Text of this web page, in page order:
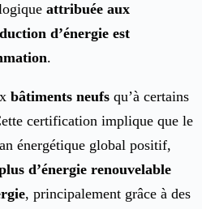
attribuée aux
d’énergie est
.
bâtiments neufs qu’à certains
certification implique que le
énergétique global positif,
d’énergie renouvelable
, principalement grâce à des